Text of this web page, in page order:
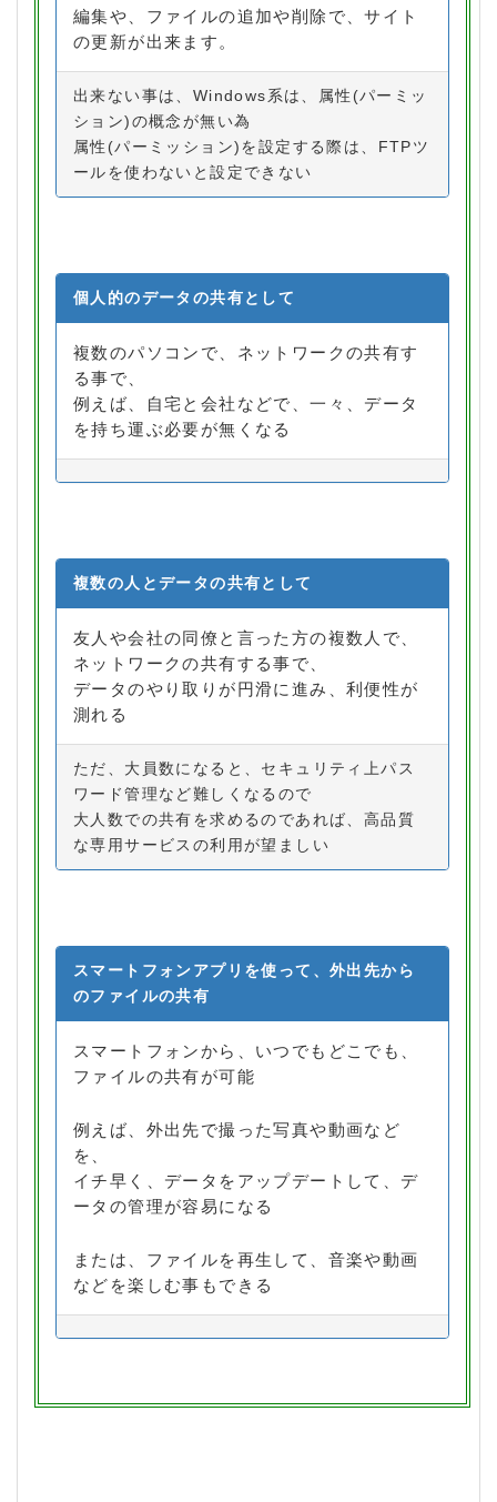
編集や、ファイルの追加や削除で、サイト
の更新が出来ます。
出来ない事は、Windows系は、属性(パーミッ
ション)の概念が無い為
属性(パーミッション)を設定する際は、FTPツ
ールを使わないと設定できない
個人的のデータの共有として
複数のパソコンで、ネットワークの共有す
る事で、
例えば、自宅と会社などで、一々、データ
を持ち運ぶ必要が無くなる
複数の人とデータの共有として
友人や会社の同僚と言った方の複数人で、
ネットワークの共有する事で、
データのやり取りが円滑に進み、利便性が
測れる
ただ、大員数になると、セキュリティ上パス
ワード管理など難しくなるので
大人数での共有を求めるのであれば、高品質
な専用サービスの利用が望ましい
スマートフォンアプリを使って、外出先から
のファイルの共有
スマートフォンから、いつでもどこでも、
ファイルの共有が可能
例えば、外出先で撮った写真や動画など
を、
イチ早く、データをアップデートして、デ
ータの管理が容易になる
または、ファイルを再生して、音楽や動画
などを楽しむ事もできる